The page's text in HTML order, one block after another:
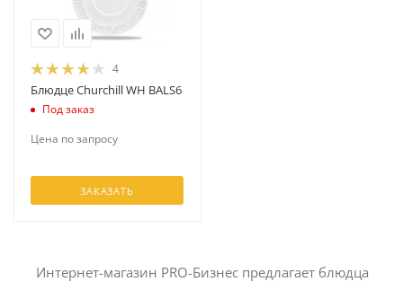
4
Блюдце Churchill WH BALS6
Под заказ
Цена по запросу
ЗАКАЗАТЬ
Интернет-магазин PRO-Бизнес предлагает блюдца